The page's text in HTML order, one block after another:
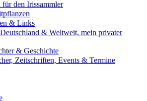
den Irissammler
& Links
& Weltweit, mein privater
& Geschichte
Zeitschriften, Events & Termine